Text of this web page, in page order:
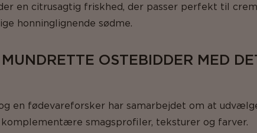
en citrusagtig friskhed, der passer perfekt til
honninglignende sødme.
OSTEBIDDER MED
en fødevareforsker har samarbejdet om at
smagsprofiler, teksturer og farver.